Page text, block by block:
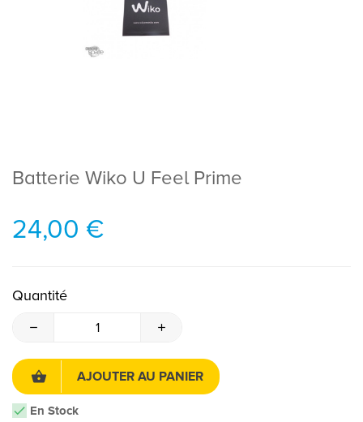
Batterie Wiko U Feel Prime
24,00 €
Quantité
AJOUTER AU PANIER
En Stock